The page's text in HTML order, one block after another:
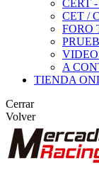
CERT
CET /
FORO
A
TIENDA
Cerrar
Volver